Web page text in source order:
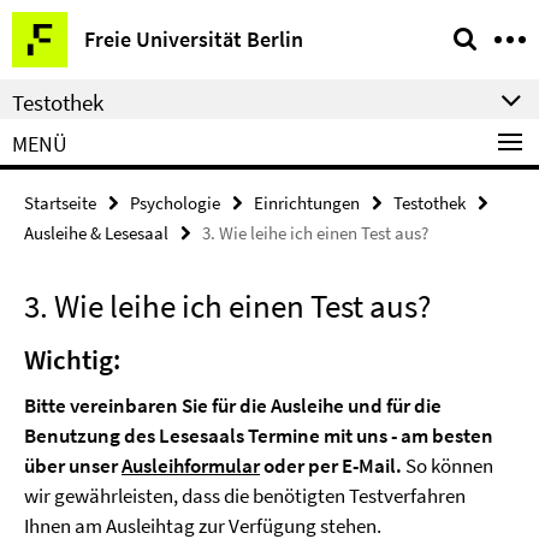
Springe
direkt
zu
Inhalt
Freie Universität Berlin
Service-
Navigation
Testothek
MENÜ
Startseite Psychologie Einrichtungen
Testothek
Ausleihe & Lesesaal
3. Wie leihe ich einen Test aus?
3. Wie leihe ich einen Test aus?
Wichtig:
Bitte vereinbaren Sie für die Ausleihe und für die
Benutzung des Lesesaals Termine mit uns - am besten
über unserAusleihformularoder per E-Mail. So können
wir gewährleisten, dass die benötigten Testverfahren
Ihnen am Ausleihtag zur Verfügung stehen.